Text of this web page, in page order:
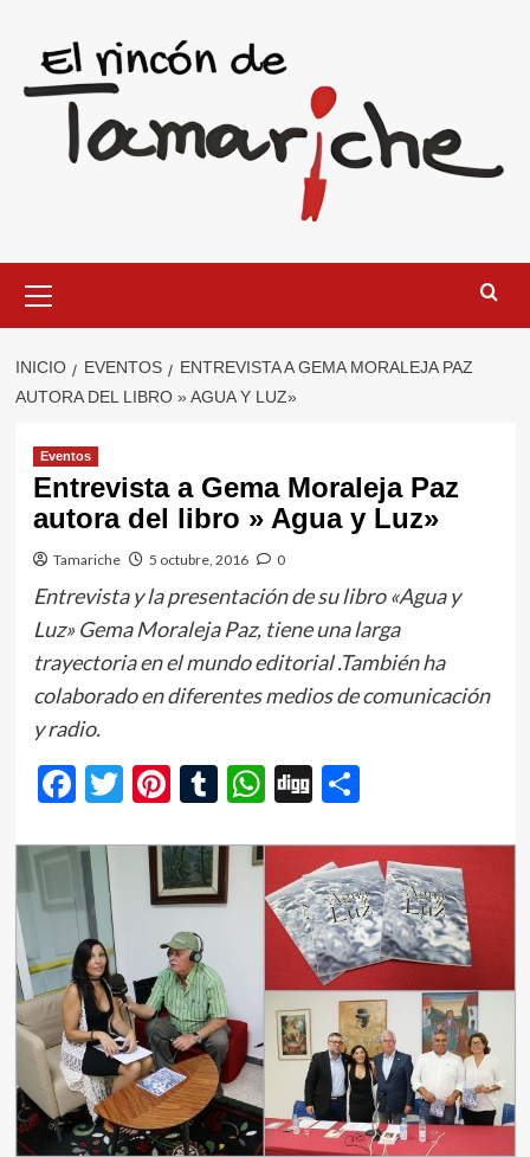
contenido
primario
INICIO EVENTOS
ENTREVISTA A GEMA MORALEJA PAZ
AUTORA DEL LIBRO » AGUA Y LUZ»
Eventos
Entrevista a Gema Moraleja Paz
autora del libro » Agua y Luz»
Tamariche 5 octubre, 2016 0
Entrevista y la presentación de su libro «Agua y
Luz» Gema Moraleja Paz, tiene una larga
trayectoria en el mundo editorial .También ha
colaborado en diferentes medios de comunicación
y radio.
Facebook
Twitter
Pinterest
Tumblr
WhatsApp
Digg